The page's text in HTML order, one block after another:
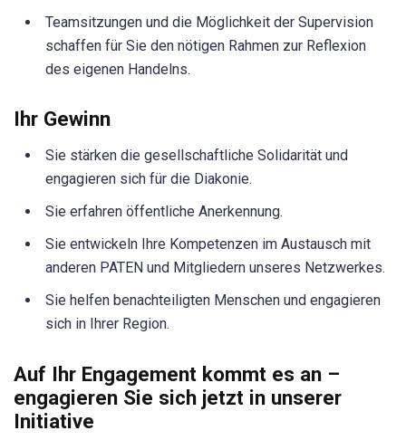
Teamsitzungen und die Möglichkeit der Supervision
schaffen für Sie den nötigen Rahmen zur Reflexion
des eigenen Handelns.
Ihr Gewinn
Sie stärken die gesellschaftliche Solidarität und
engagieren sich für die Diakonie.
Sie erfahren öffentliche Anerkennung.
Sie entwickeln Ihre Kompetenzen im Austausch mit
anderen PATEN und Mitgliedern unseres Netzwerkes.
Sie helfen benachteiligten Menschen und engagieren
sich in Ihrer Region.
Auf Ihr Engagement kommt es an –
engagieren Sie sich jetzt in unserer
Initiative